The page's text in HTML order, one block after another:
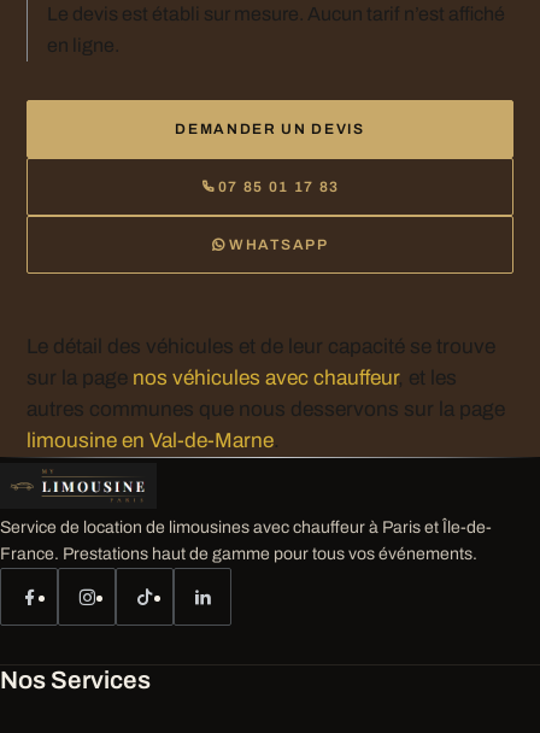
Le devis est établi sur mesure. Aucun tarif n’est affiché
en ligne.
DEMANDER UN DEVIS
07 85 01 17 83
WHATSAPP
Le détail des véhicules et de leur capacité se trouve
sur la page nos véhicules avec chauffeur, et les
autres communes que nous desservons sur la page
limousine en Val-de-Marne.
Service de location de limousines avec chauffeur à Paris et Île-de-
France. Prestations haut de gamme pour tous vos événements.
Nos Services